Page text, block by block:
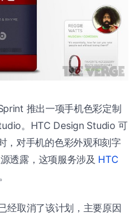
推出一项手机色彩定制
。HTC Design Studio 可
，对手机的色彩外观和刻字
透露，这项服务涉及 HTC
经取消了该计划，主要原因